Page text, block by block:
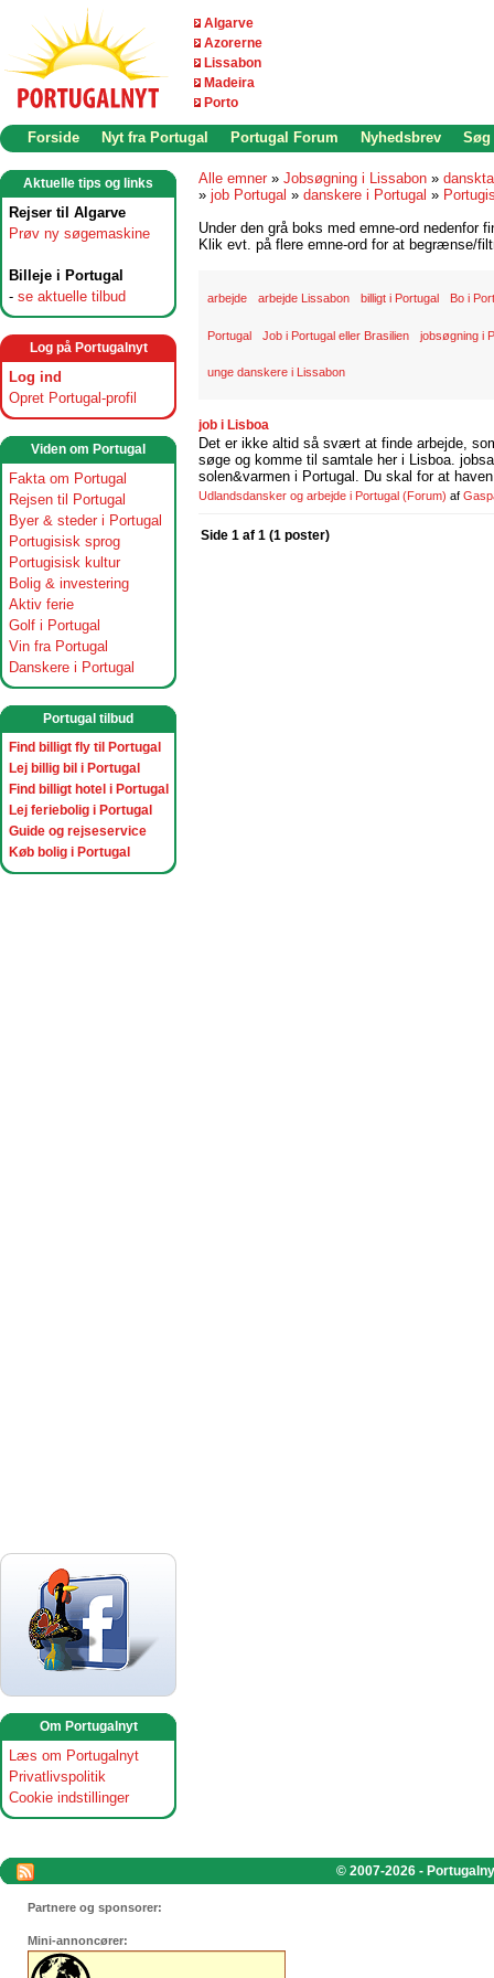
Algarve
Azorerne
Lissabon
Madeira
Porto
Forside Nyt fra Portugal Portugal Forum Nyhedsbrev Søg
Aktuelle tips og links
Rejser til Algarve
Prøv ny søgemaskine
Billeje i Portugal
- se aktuelle tilbud
Log på Portugalnyt
Log ind
Opret Portugal-profil
Viden om Portugal
Fakta om Portugal
Rejsen til Portugal
Byer & steder i Portugal
Portugisisk sprog
Portugisisk kultur
Bolig & investering
Aktiv ferie
Golf i Portugal
Vin fra Portugal
Danskere i Portugal
Portugal tilbud
Find billigt fly til Portugal
Lej billig bil i Portugal
Find billigt hotel i Portugal
Lej feriebolig i Portugal
Guide og rejseservice
Køb bolig i Portugal
Om Portugalnyt
Læs om Portugalnyt
Privatlivspolitik
Cookie indstillinger
Alle emner » Jobsøgning i Lissabon »
» job Portugal » danskere i Portugal »
Under den grå boks med emne-ord nedenfor
Klik evt. på flere emne-ord for at begrænse/
arbejde arbejde Lissabon billigt i Portugal Bo i
Portugal Job i Portugal eller Brasilien jobsøgning i
unge danskere i Lissabon
job i Lisboa
Det er ikke altid så svært at finde arbejde,
søge og komme til samtale her i Lisboa.
solen&varmen i Portugal. Du skal for at
Udlandsdansker og arbejde i Portugal (Forum) af
Side 1 af 1 (1 poster)
© 2007-2026 -
Partnere og sponsorer:
Mini-annoncører: